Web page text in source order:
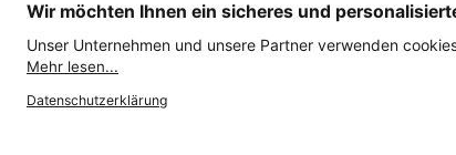
Österreich